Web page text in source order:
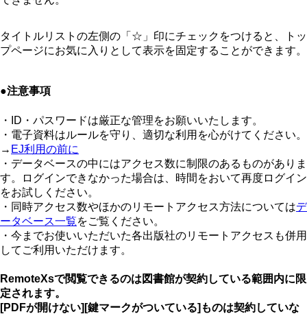
タイトルリストの左側の「☆」印にチェックをつけると、トッ
プページにお気に入りとして表示を固定することができます。
●注意事項
・ID・パスワードは厳正な管理をお願いいたします。
・電子資料はルールを守り、適切な利用を心がけてください。
→ EJ利用の前に
・データベースの中にはアクセス数に制限のあるものがありま
す。ログインできなかった場合は、時間をおいて再度ログイン
をお試しください。
・同時アクセス数やほかのリモートアクセス方法についてはデ
ータベース一覧​をご覧ください。​
・今までお使いいただいた各出版社のリモートアクセスも併用
してご利用いただけます。
RemoteXsで閲覧できるのは図書館が契約している範囲内に限
定されます。
[PDFが開けない][鍵マークがついている]ものは契約していな